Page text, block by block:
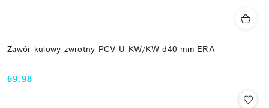
Zawór kulowy zwrotny PCV-U KW/KW d40 mm ERA
Cena:
69.98